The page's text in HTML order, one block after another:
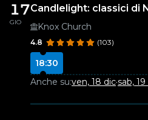
17
GIO
Candlelight: classici di
Knox Church
4.8 (103)
18:30
Anche su:ven, 18 dic·sab,